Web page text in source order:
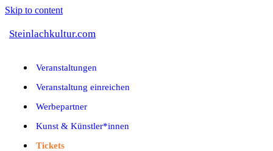
Skip to content
Steinlachkultur.com
Veranstaltungen
Veranstaltung einreichen
Werbepartner
Kunst & Künstler*innen
Tickets